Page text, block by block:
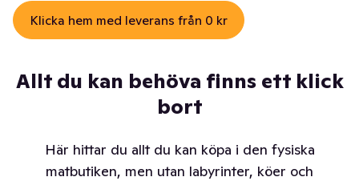
Klicka hem med leverans från 0 kr
Allt du kan behöva finns ett klick
bort
Här hittar du allt du kan köpa i den fysiska
matbutiken, men utan labyrinter, köer och